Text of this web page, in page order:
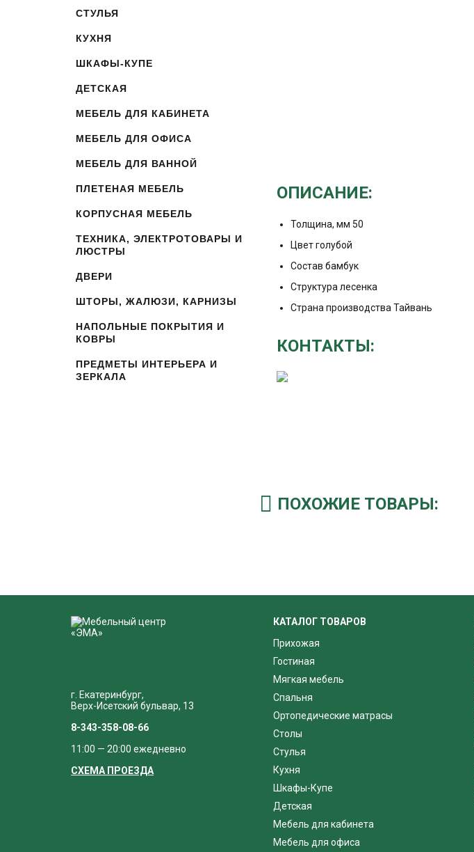
СТУЛЬЯ
КУХНЯ
ШКАФЫ-КУПЕ
ДЕТСКАЯ
МЕБЕЛЬ ДЛЯ КАБИНЕТА
МЕБЕЛЬ ДЛЯ ОФИСА
МЕБЕЛЬ ДЛЯ ВАННОЙ
ПЛЕТЕНАЯ МЕБЕЛЬ
КОРПУСНАЯ МЕБЕЛЬ
ТЕХНИКА, ЭЛЕКТРОТОВАРЫ И
ЛЮСТРЫ
ДВЕРИ
ШТОРЫ, ЖАЛЮЗИ, КАРНИЗЫ
НАПОЛЬНЫЕ ПОКРЫТИЯ И
КОВРЫ
ПРЕДМЕТЫ ИНТЕРЬЕРА И
ЗЕРКАЛА
ОПИСАНИЕ:
Толщина, мм 50
Цвет голубой
Состав бамбук
Структура лесенка
Страна производства Тайвань
КОНТАКТЫ:
ПОХОЖИЕ ТОВАРЫ:
г. Екатеринбург,
Верх-Исетский бульвар, 13
8-343-358-08-66
11:00 — 20:00 ежедневно
СХЕМА ПРОЕЗДА
КАТАЛОГ ТОВАРОВ
Прихожая
Гостиная
Мягкая мебель
Спальня
Ортопедические матрасы
Столы
Стулья
Кухня
Шкафы-Купе
Детская
Мебель для кабинета
Мебель для офиса